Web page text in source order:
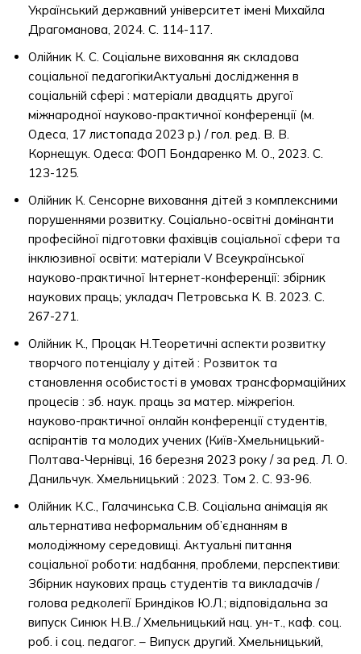
Український державний університет імені Михайла
Драгоманова, 2024. С. 114-117.
Олійник К. С. Соціальне виховання як складова
соціальної педагогікиАктуальні дослідження в
соціальній сфері : матеріали двадцять другої
міжнародної науково-практичної конференції (м.
Одеса, 17 листопада 2023 р.) / гол. ред. В. В.
Корнещук. Одеса: ФОП Бондаренко М. О., 2023. С.
123-125.
Олійник К. Сенсорне виховання дітей з комплексними
порушеннями розвитку. Соціально-освітні домінанти
професійної підготовки фахівців соціальної сфери та
інклюзивної освіти: матеріали V Всеукраїнської
науково-практичної Інтернет-конференції: збірник
наукових праць; укладач Петровська К. В. 2023. С.
267-271.
Олійник К., Процак Н.Теоретичні аспекти розвитку
творчого потенціалу у дітей : Розвиток та
становлення особистості в умовах трансформаційних
процесів : зб. наук. праць за матер. міжрегіон.
науково-практичної онлайн конференції студентів,
аспірантів та молодих учених (Київ-Хмельницький-
Полтава-Чернівці, 16 березня 2023 року / за ред. Л. О.
Данильчук. Хмельницький : 2023. Том 2. С. 93-96.
Олійник К.С., Галачинська С.В. Соціальна анімація як
альтернатива неформальним об’єднанням в
молодіжному середовищі. Актуальні питання
соціальної роботи: надбання, проблеми, перспективи:
Збірник наукових праць студентів та викладачів /
голова редколегії Бриндіков Ю.Л.; відповідальна за
випуск Синюк Н.В../ Хмельницький нац. ун-т., каф. соц.
роб. і соц. педагог. – Випуск другий. Хмельницький,